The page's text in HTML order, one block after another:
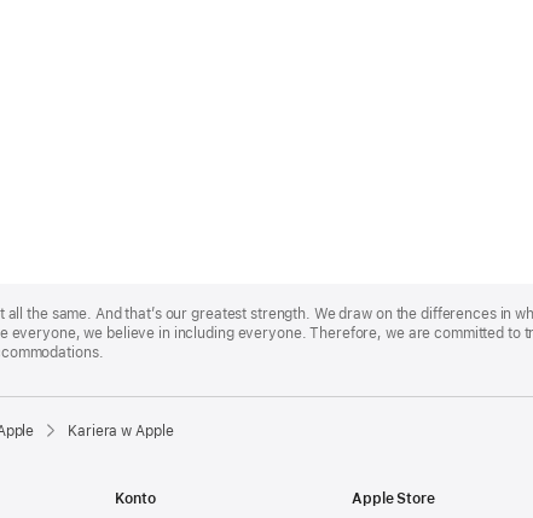
all the same. And that’s our greatest strength. We draw on the differences in
everyone, we believe in including everyone. Therefore, we are committed to
Kariera w Apple
Konto
Apple Store